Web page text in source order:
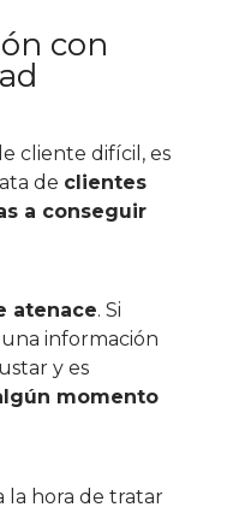
con
cliente difícil, es
de clientes
a conseguir
atenace. Si
información
y es
momento
la hora de tratar